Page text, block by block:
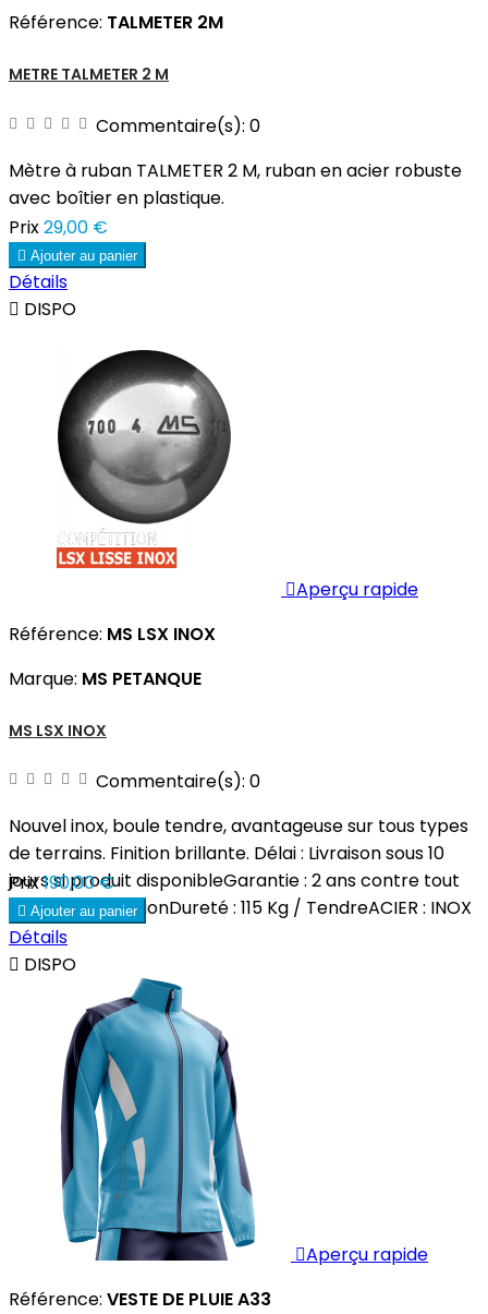
Référence: TALMETER 2M
METRE TALMETER 2 M
Commentaire(s): 0
Mètre à ruban TALMETER 2 M, ruban en acier robuste
avec boîtier en plastique.
Prix29,00 €
 Ajouter au panier
Détails
 DISPO
Aperçu rapide
Référence: MS LSX INOX
Marque: MS PETANQUE
MS LSX INOX
Commentaire(s): 0
Nouvel inox, boule tendre, avantageuse sur tous types
de terrains. Finition brillante. Délai : Livraison sous 10
jours si produit disponibleGarantie : 2 ans contre tout
vice de fabricationDureté : 115 Kg / TendreACIER : INOX
Prix190,00 €
 Ajouter au panier
Détails
 DISPO
Aperçu rapide
Référence: VESTE DE PLUIE A33